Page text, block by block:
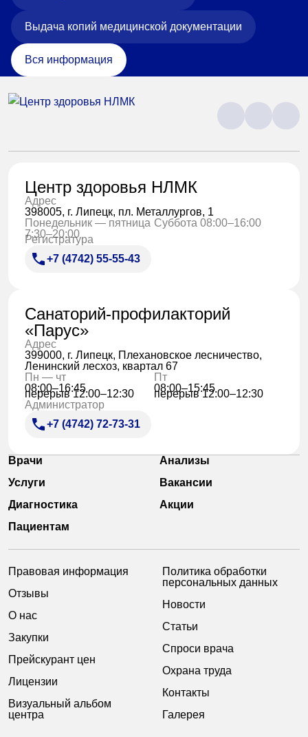
Выдача копий медицинской документации
Вся информация
Центр здоровья НЛМК
Адрес
398005, г. Липецк, пл. Металлургов, 1
Понедельник — пятница
7:30–20:00
Суббота 08:00–16:00
Регистратура
+7 (4742) 55-55-43
Санаторий-профилакторий
«Парус»
Адрес
399000, г. Липецк, Плехановское лесничество,
Ленинский лесхоз, квартал 67
Пн — чт
08:00–16:45
перерыв 12:00–12:30
Пт
08:00–15:45
перерыв 12:00–12:30
Администратор
+7 (4742) 72-73-31
Врачи
Анализы
Услуги
Вакансии
Диагностика
Акции
Пациентам
Правовая информация
Отзывы
О нас
Закупки
Прейскурант цен
Лицензии
Визуальный альбом
центра
Политика обработки
персональных данных
Новости
Статьи
Спроси врача
Охрана труда
Контакты
Галерея